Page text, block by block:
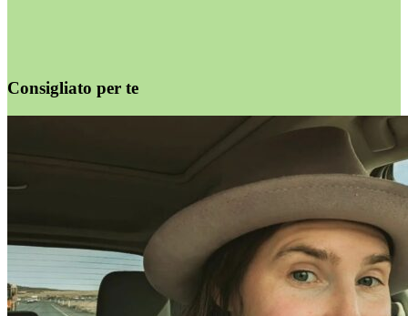
Consigliato per te